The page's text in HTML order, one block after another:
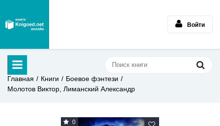
Войти
Главная Книги
Боевое фэнтези
Молотов Виктор, Лиманский Александр
0